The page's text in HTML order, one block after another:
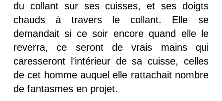
du collant sur ses cuisses, et ses doigts
chauds à travers le collant. Elle se
demandait si ce soir encore quand elle le
reverra, ce seront de vrais mains qui
caresseront l’intérieur de sa cuisse, celles
de cet homme auquel elle rattachait nombre
de fantasmes en projet.